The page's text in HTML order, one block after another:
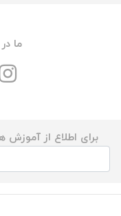
ما
برای اطلاع از آموزش